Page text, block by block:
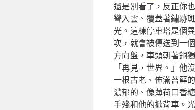
還是別看了，反正你
聳入雲、覆蓋著鏽跡
光。這棟停車塔是個
次，就會被傳送到一
方向盤，車頭朝著銅
「再見，世界。」他
一根古老、佈滿苔蘚
濃郁的、像薄荷口香糖
手殘和他的掀背車。